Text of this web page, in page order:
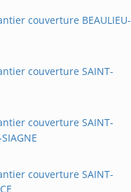
couverture BEAULIEU-
couverture SAINT-
couverture SAINT-
couverture SAINT-